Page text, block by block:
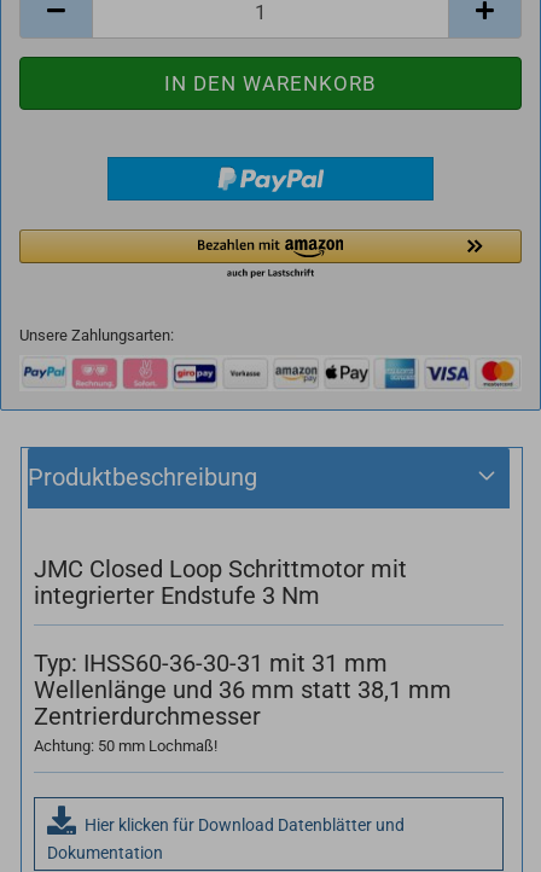
Unsere Zahlungsarten:
Produktbeschreibung
JMC Closed Loop Schrittmotor mit
integrierter Endstufe 3 Nm
Typ: IHSS60-36-30-31 mit 31 mm
Wellenlänge und 36 mm statt 38,1 mm
Zentrierdurchmesser
Achtung: 50 mm Lochmaß!
Hier klicken für Download Datenblätter und
Dokumentation